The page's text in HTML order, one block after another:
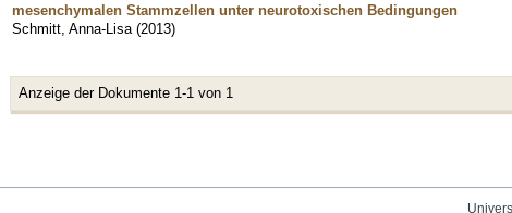
mesenchymalen Stammzellen unter neurotoxischen Bedingungen
Schmitt, Anna-Lisa (2013)
Anzeige der Dokumente 1-1 von 1